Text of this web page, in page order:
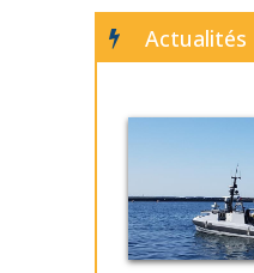
Actualités